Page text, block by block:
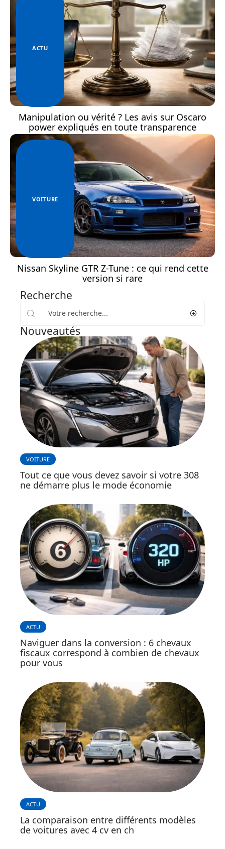
ACTU
Manipulation ou vérité ? Les avis sur Oscaro
power expliqués en toute transparence
VOITURE
Nissan Skyline GTR Z-Tune : ce qui rend cette
version si rare
Recherche
Nouveautés
VOITURE
Tout ce que vous devez savoir si votre 308
ne démarre plus le mode économie
ACTU
Naviguer dans la conversion : 6 chevaux
fiscaux correspond à combien de chevaux
pour vous
ACTU
La comparaison entre différents modèles
de voitures avec 4 cv en ch